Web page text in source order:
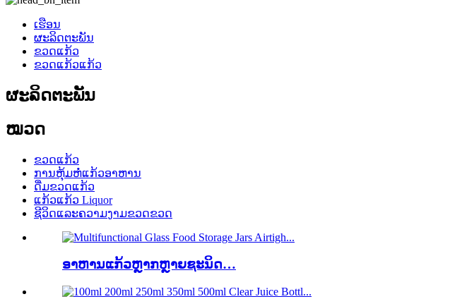
ເຮືອນ
ຜະລິດຕະພັນ
ຂວດແກ້ວ
ຂວດແກ້ວແກ້ວ
ຜະລິດຕະພັນ
ໝວດ
ຂວດແກ້ວ
ການຫຸ້ມຫໍ່ແກ້ວອາຫານ
ດື່ມຂວດແກ້ວ
ແກ້ວແກ້ວ Liquor
ຊີວິດແລະຄວາມງາມຂວດຂວດ
ອາຫານແກ້ວຫຼາກຫຼາຍຊະນິດ…